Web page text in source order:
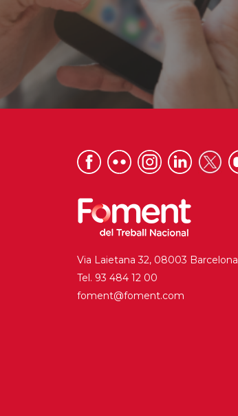
Via Laietana 32, 08003 Barcelona
Tel. 93 484 12 00
foment@foment.com